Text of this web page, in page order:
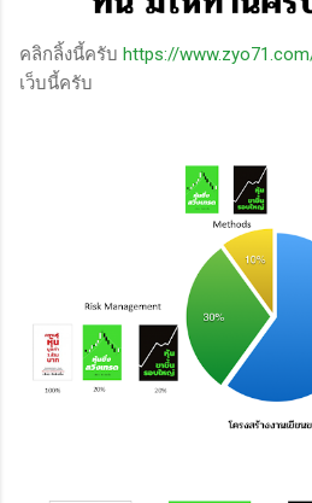
คลิกลิ้งนี้ครับ https://
เว็บนี้ครับ